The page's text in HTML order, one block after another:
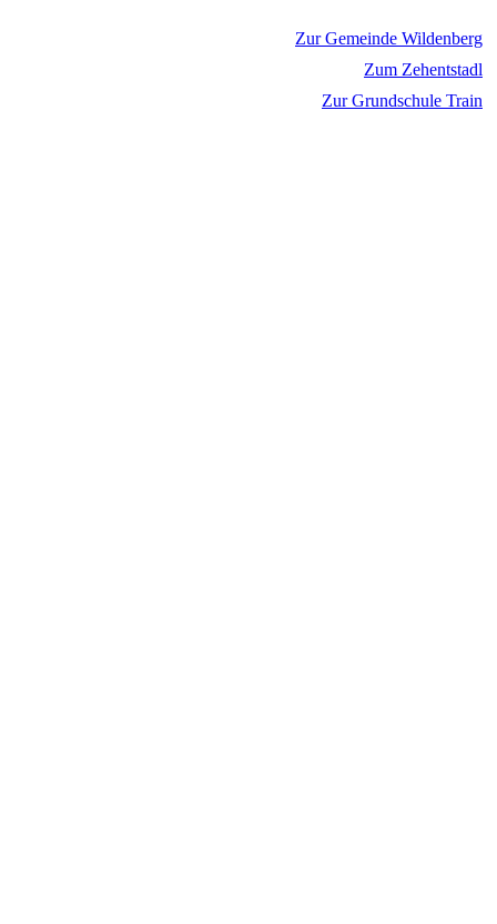
Zur Gemeinde Wildenberg
Zum Zehentstadl
Zur Grundschule Train